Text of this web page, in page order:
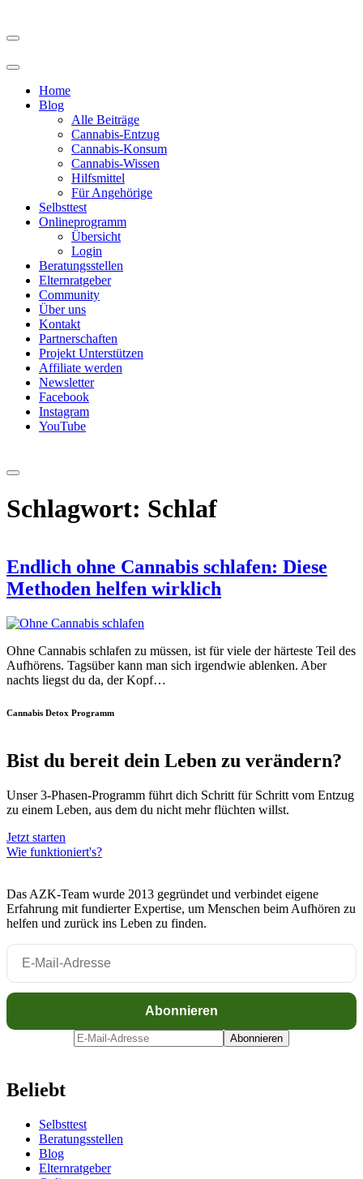
Home
Blog
Alle Beiträge
Cannabis-Entzug
Cannabis-Konsum
Cannabis-Wissen
Hilfsmittel
Für Angehörige
Selbsttest
Onlineprogramm
Übersicht
Login
Beratungsstellen
Elternratgeber
Community
Über uns
Kontakt
Partnerschaften
Projekt Unterstützen
Affiliate werden
Newsletter
Facebook
Instagram
YouTube
Schlagwort: Schlaf
Endlich ohne Cannabis schlafen: Diese
Methoden helfen wirklich
Ohne Cannabis schlafen zu müssen, ist für viele der härteste Teil des
Aufhörens. Tagsüber kann man sich irgendwie ablenken. Aber
nachts liegst du da, der Kopf…
Cannabis Detox Programm
Bist du bereit dein Leben zu verändern?
Unser 3-Phasen-Programm führt dich Schritt für Schritt vom Entzug
zu einem Leben, aus dem du nicht mehr flüchten willst.
Jetzt starten
Wie funktioniert's?
Das AZK-Team wurde 2013 gegründet und verbindet eigene
Erfahrung mit fundierter Expertise, um Menschen beim Aufhören zu
helfen und zurück ins Leben zu finden.
Beliebt
Selbsttest
Beratungsstellen
Blog
Elternratgeber